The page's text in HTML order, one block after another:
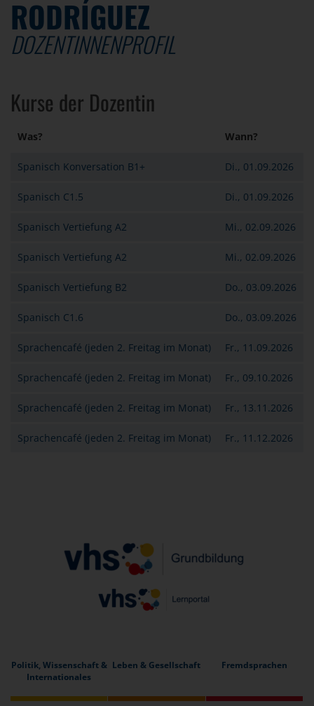
RODRÍGUEZ
DOZENTINNENPROFIL
Kurse der Dozentin
Was? Wann?
Spanisch Konversation B1+ Di., 01.09.2026
Spanisch C1.5 Di., 01.09.2026
Spanisch Vertiefung A2 Mi., 02.09.2026
Spanisch Vertiefung A2 Mi., 02.09.2026
Spanisch Vertiefung B2 Do., 03.09.2026
Spanisch C1.6 Do., 03.09.2026
Sprachencafé (jeden 2. Freitag im Monat) Fr., 11.09.2026
Sprachencafé (jeden 2. Freitag im Monat) Fr., 09.10.2026
Sprachencafé (jeden 2. Freitag im Monat) Fr., 13.11.2026
Sprachencafé (jeden 2. Freitag im Monat) Fr., 11.12.2026
Politik, Wissenschaft &
Internationales
Leben & Gesellschaft Fremdsprachen